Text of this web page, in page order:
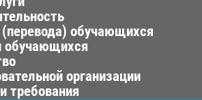
обучающихся
обучающихся
организации
требования